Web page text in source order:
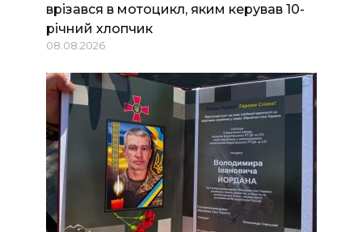
врізався в мотоцикл, яким керував 10-
річний хлопчик
08.08.2026